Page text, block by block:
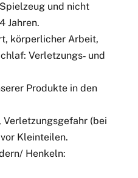
und nicht
Jahren.
körperlicher Arbeit,
Verletzungs‑ und
Produkte in den
(bei
Kleinteilen.
Henkeln: